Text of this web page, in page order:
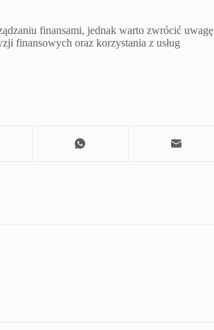
finansami, jednak warto zwrócić uwagę
finansowych oraz korzystania z usług